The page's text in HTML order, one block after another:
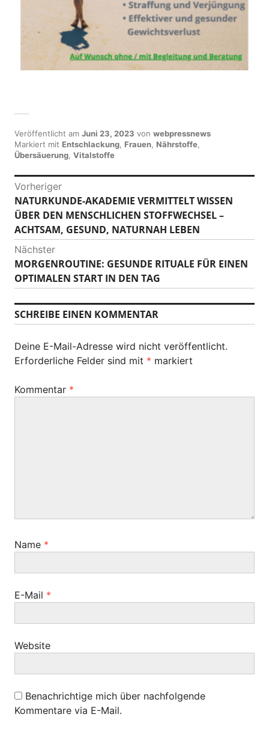
Veröffentlicht am Juni 23, 2023 von webpressnews
Markiert mit Entschlackung Frauen Nährstoffe
Übersäuerung Vitalstoffe
B
e
i
t
r
a
g
s
-
N
a
t
o
n
Vorheriger
V
o
r
h
e
r
i
g
e
B
e
t
NATURKUNDE-AKADEMIE VERMITTELT WISSEN
ÜBER DEN MENSCHLICHEN STOFFWECHSEL –
ACHTSAM, GESUND, NATURNAH LEBEN
Nächster
N
ä
c
h
s
e
r
e
MORGENROUTINE: GESUNDE RITUALE FÜR EINEN
OPTIMALEN START IN DEN TAG
SCHREIBE EINEN KOMMENTAR
Deine E-Mail-Adresse wird nicht veröffentlicht.
Erforderliche Felder sind mit * markiert
Kommentar *
Name *
E-Mail *
Website
Benachrichtige mich über nachfolgende
Kommentare via E-Mail.